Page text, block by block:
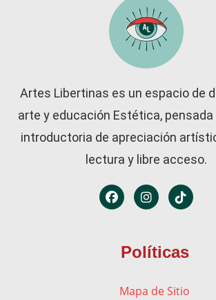
Artes Libertinas es un espacio de
arte y educación Estética,
introductoria de apreciación
lectura y libre acceso.
Políticas
Mapa de Sitio